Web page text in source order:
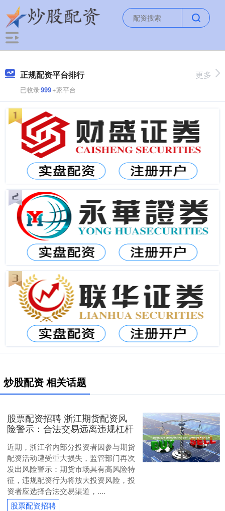
正规配资平台排行
已收录999+家平台
更多
炒股配资 相关话题
股票配资招聘 浙江期货配资风
险警示：合法交易远离违规杠杆
近期，浙江省内部分投资者因参与期货
配资活动遭受重大损失，监管部门再次
发出风险警示：期货市场具有高风险特
征，违规配资行为将放大投资风险，投
资者应选择合法交易渠道，....
股票配资招聘